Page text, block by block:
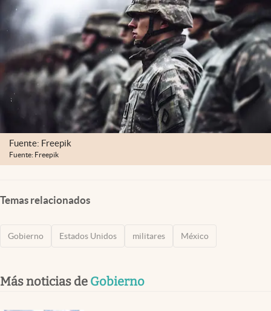
abre en nueva pestaña
México
Fuente: Freepik
Fuente: Freepik
Temas relacionados
Gobierno Estados Unidos militares México
Más noticias de Gobierno